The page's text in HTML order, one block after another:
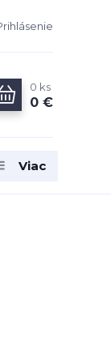
0 ks
0 €
Viac